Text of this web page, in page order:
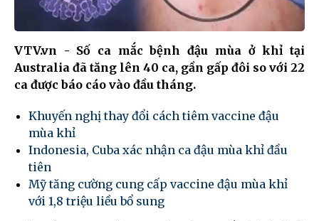
VTV.vn - Số ca mắc bệnh đậu mùa ở khỉ tại
Australia đã tăng lên 40 ca, gần gấp đôi so với 22
ca được báo cáo vào đầu tháng.
Khuyến nghị thay đổi cách tiêm vaccine đậu
mùa khỉ
Indonesia, Cuba xác nhận ca đậu mùa khỉ đầu
tiên
Mỹ tăng cường cung cấp vaccine đậu mùa khỉ
với 1,8 triệu liều bổ sung